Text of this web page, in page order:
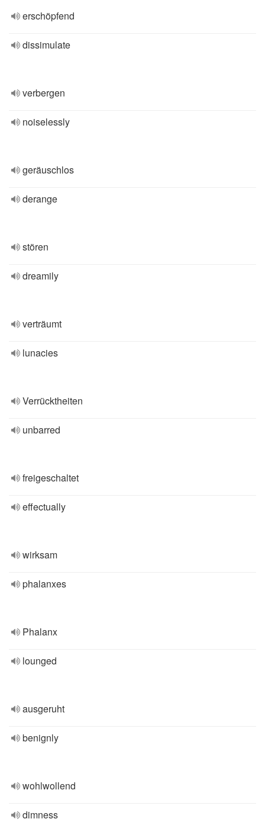
erschöpfend
dissimulate
verbergen
noiselessly
geräuschlos
derange
stören
dreamily
verträumt
lunacies
Verrücktheiten
unbarred
freigeschaltet
effectually
wirksam
phalanxes
Phalanx
lounged
ausgeruht
benignly
wohlwollend
dimness